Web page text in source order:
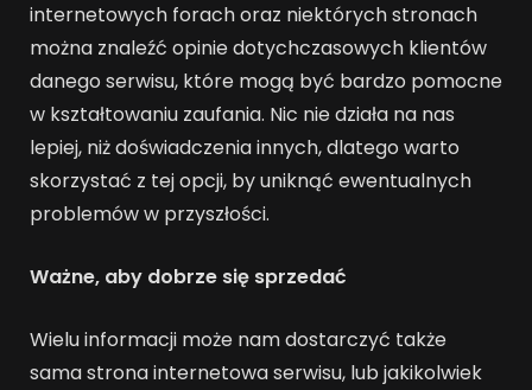
internetowych forach oraz niektórych stronach
można znaleźć opinie dotychczasowych klientów
danego serwisu, które mogą być bardzo pomocne
w kształtowaniu zaufania. Nic nie działa na nas
lepiej, niż doświadczenia innych, dlatego warto
skorzystać z tej opcji, by uniknąć ewentualnych
problemów w przyszłości.
Ważne, aby dobrze się sprzedać
Wielu informacji może nam dostarczyć także
sama strona internetowa serwisu, lub jakikolwiek